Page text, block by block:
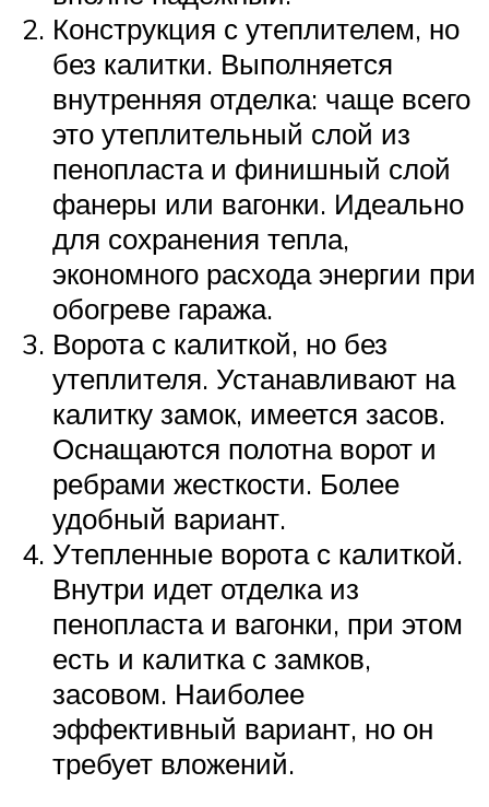
Конструкция с утеплителем, но
без калитки. Выполняется
внутренняя отделка: чаще всего
это утеплительный слой из
пенопласта и финишный слой
фанеры или вагонки. Идеально
для сохранения тепла,
экономного расхода энергии при
обогреве гаража.
Ворота с калиткой, но без
утеплителя. Устанавливают на
калитку замок, имеется засов.
Оснащаются полотна ворот и
ребрами жесткости. Более
удобный вариант.
Утепленные ворота с калиткой.
Внутри идет отделка из
пенопласта и вагонки, при этом
есть и калитка с замков,
засовом. Наиболее
эффективный вариант, но он
требует вложений.